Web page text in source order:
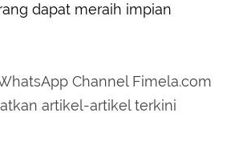
dapat meraih impian
Channel Fimela.com
artikel-artikel terkini